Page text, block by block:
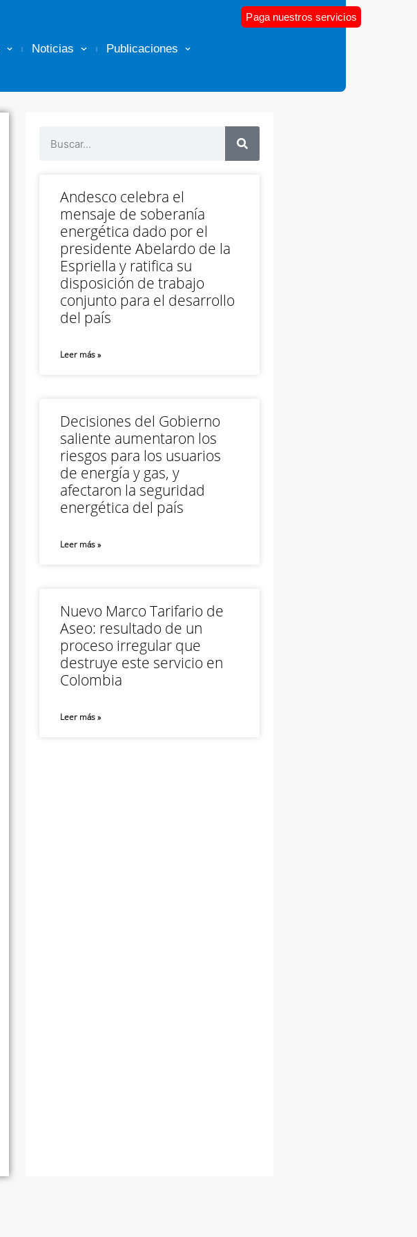
Noticias Publicaciones
Paga nuestros servicios
Andesco celebra el
mensaje de soberanía
energética dado por el
presidente Abelardo de la
Espriella y ratifica su
disposición de trabajo
conjunto para el desarrollo
del país
Leer más »
Decisiones del Gobierno
saliente aumentaron los
riesgos para los usuarios
de energía y gas, y
afectaron la seguridad
energética del país
Leer más »
Nuevo Marco Tarifario de
Aseo: resultado de un
proceso irregular que
destruye este servicio en
Colombia
Leer más »